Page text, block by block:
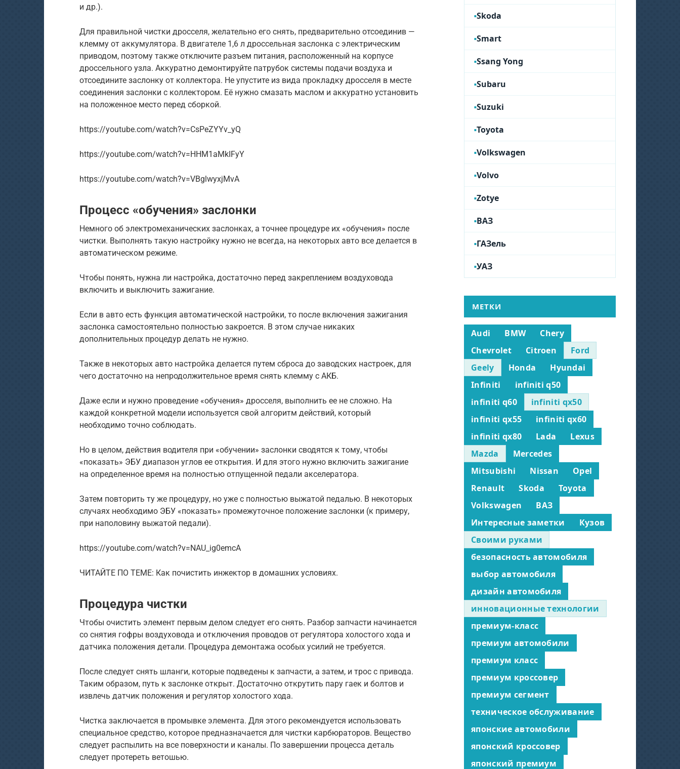
и др.).
Для правильной чистки дросселя, желательно его снять, предварительно отсоединив —
клемму от аккумулятора. В двигателе 1,6 л дроссельная заслонка с электрическим
приводом, поэтому также отключите разъем питания, расположенный на корпусе
дроссельного узла. Аккуратно демонтируйте патрубок системы подачи воздуха и
отсоедините заслонку от коллектора. Не упустите из вида прокладку дросселя в месте
соединения заслонки с коллектором. Её нужно смазать маслом и аккуратно установить
на положенное место перед сборкой.
https://youtube.com/watch?v=CsPeZYYv_yQ
https://youtube.com/watch?v=HHM1aMkIFyY
https://youtube.com/watch?v=VBglwyxjMvA
Процесс «обучения» заслонки
Немного об электромеханических заслонках, а точнее процедуре их «обучения» после
чистки. Выполнять такую настройку нужно не всегда, на некоторых авто все делается в
автоматическом режиме.
Чтобы понять, нужна ли настройка, достаточно перед закреплением воздуховода
включить и выключить зажигание.
Если в авто есть функция автоматической настройки, то после включения зажигания
заслонка самостоятельно полностью закроется. В этом случае никаких
дополнительных процедур делать не нужно.
Также в некоторых авто настройка делается путем сброса до заводских настроек, для
чего достаточно на непродолжительное время снять клемму с АКБ.
Даже если и нужно проведение «обучения» дросселя, выполнить ее не сложно. На
каждой конкретной модели используется свой алгоритм действий, который
необходимо точно соблюдать.
Но в целом, действия водителя при «обучении» заслонки сводятся к тому, чтобы
«показать» ЭБУ диапазон углов ее открытия. И для этого нужно включить зажигание
на определенное время на полностью отпущенной педали акселератора.
Затем повторить ту же процедуру, но уже с полностью выжатой педалью. В некоторых
случаях необходимо ЭБУ «показать» промежуточное положение заслонки (к примеру,
при наполовину выжатой педали).
https://youtube.com/watch?v=NAU_ig0emcA
ЧИТАЙТЕ ПО ТЕМЕ: Как почистить инжектор в домашних условиях.
Процедура чистки
Чтобы очистить элемент первым делом следует его снять. Разбор запчасти начинается
со снятия гофры воздуховода и отключения проводов от регулятора холостого хода и
датчика положения детали. Процедура демонтажа особых усилий не требуется.
После следует снять шланги, которые подведены к запчасти, а затем, и трос с привода.
Таким образом, путь к заслонке открыт. Достаточно открутить пару гаек и болтов и
извлечь датчик положения и регулятор холостого хода.
Чистка заключается в промывке элемента. Для этого рекомендуется использовать
специальное средство, которое предназначается для чистки карбюраторов. Вещество
следует распылить на все поверхности и каналы. По завершении процесса деталь
следует протереть ветошью.
Skoda
Smart
Ssang Yong
Subaru
Suzuki
Toyota
Volkswagen
Volvo
Zotye
ВАЗ
ГАЗель
УАЗ
МЕТКИ
Audi BMW
Chery
Chevrolet
Citroen
Ford
Geely
Honda
Hyundai
Infiniti
infiniti q50
infiniti q60
infiniti qx50
infiniti qx55
infiniti qx60
infiniti qx80
Lada
Lexus
Mazda
Mercedes
Mitsubishi
Nissan
Opel
Renault
Skoda
Toyota
Volkswagen
ВАЗ
Интересные заметки
Кузов
Своими руками
безопасность автомобиля
выбор автомобиля
дизайн автомобиля
инновационные технологии
премиум-класс
премиум автомобили
премиум класс
премиум кроссовер
премиум сегмент
техническое обслуживание
японские автомобили
японский кроссовер
японский премиум